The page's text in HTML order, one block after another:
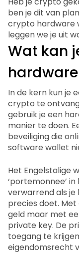
ben je dit van
crypto hardware
leggen we je uit
Wat kan
In de kern kun je
crypto te
gebruik je een
manier te doen.
beveiliging die
software wallet
Het Engelstalige
‘portemonnee’
verwarrend als
precies doet.
geld maar met
private key. De
toegang te
eigendomsrecht